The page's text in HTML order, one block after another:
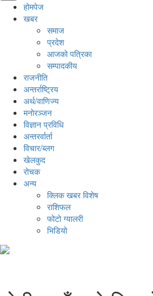
होमपेज
खबर
समाज
प्रदेश
आजको पत्रिका
सम्पादकीय
राजनीति
अन्तर्राष्ट्रिय
अर्थ/वाणिज्य
मनाेरञ्जन
विज्ञान प्रविधि
अन्तरर्वार्ता
विचार/ब्लग
खेलकुद
रोचक
अन्य
क्लिक खबर विशेष
राशिफल
फोटो ग्यालरी
भिडियो